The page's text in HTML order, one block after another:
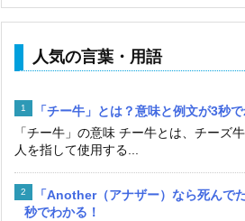
人気の言葉・用語
「チー牛」とは？意味と例文が3秒で
「チー牛」の意味 チー牛とは、チーズ
人を指して使用する...
「Another（アナザー）なら死んで
秒でわかる！